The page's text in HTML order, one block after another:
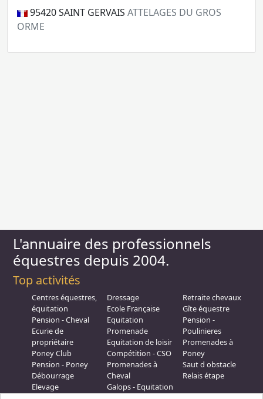
95420SAINT GERVAIS ATTELAGES DU GROS
ORME
L'annuaire des professionnels
équestres depuis 2004.
Top activités
Centres équestres,
équitation
Pension - Cheval
Ecurie de
propriétaire
Poney Club
Pension - Poney
Débourrage
Elevage
Dressage
Ecole Française
Equitation
Promenade
Equitation de loisir
Compétition - CSO
Promenades à
Cheval
Galops - Equitation
Retraite chevaux
Gîte équestre
Pension -
Poulinieres
Promenades à
Poney
Saut d obstacle
Relais étape